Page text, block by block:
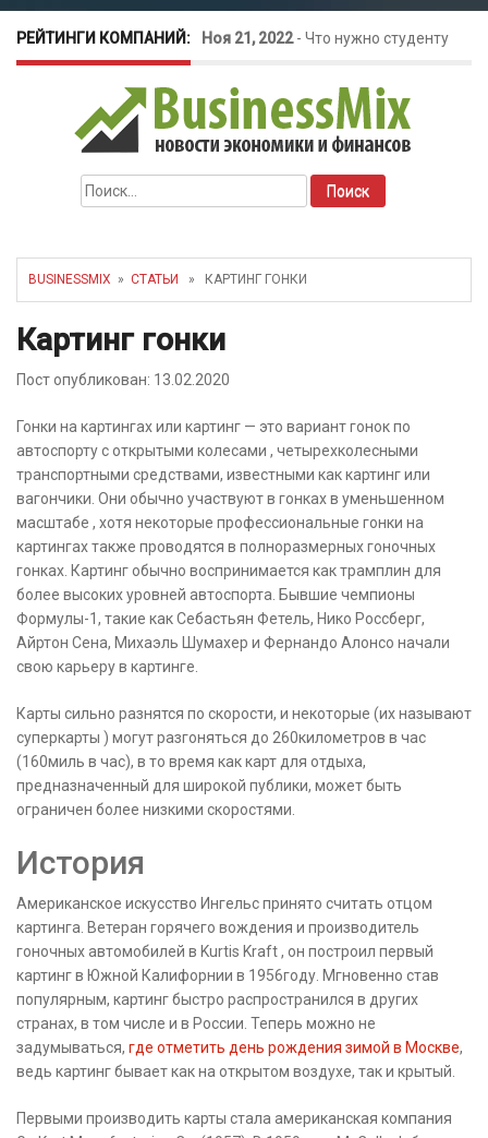
РЕЙТИНГИ КОМПАНИЙ: Ноя 21, 2022- Что нужно студенту
для открытия бизнеса?
Окт 26, 2022-Телефония для
amoCRM: лучшие инструменты для
бизнеса
Найти:
BUSINESSMIX » СТАТЬИ » КАРТИНГ ГОНКИ
Картинг гонки
Пост опубликован: 13.02.2020
Гонки на картингах или картинг — это вариант гонок по
автоспорту с открытыми колесами , четырехколесными
транспортными средствами, известными как картинг или
вагончики. Они обычно участвуют в гонках в уменьшенном
масштабе , хотя некоторые профессиональные гонки на
картингах также проводятся в полноразмерных гоночных
гонках. Картинг обычно воспринимается как трамплин для
более высоких уровней автоспорта. Бывшие чемпионы
Формулы-1, такие как Себастьян Фетель, Нико Россберг,
Айртон Сена, Михаэль Шумахер и Фернандо Алонсо начали
свою карьеру в картинге.
Карты сильно разнятся по скорости, и некоторые (их называют
суперкарты ) могут разгоняться до 260километров в час
(160миль в час), в то время как карт для отдыха,
предназначенный для широкой публики, может быть
ограничен более низкими скоростями.
История
Американское искусство Ингельс принято считать отцом
картинга. Ветеран горячего вождения и производитель
гоночных автомобилей в Kurtis Kraft , он построил первый
картинг в Южной Калифорнии в 1956году. Мгновенно став
популярным, картинг быстро распространился в других
странах, в том числе и в России. Теперь можно не
задумываться, где отметить день рождения зимой в Москве,
ведь картинг бывает как на открытом воздухе, так и крытый.
Первыми производить карты стала американская компания